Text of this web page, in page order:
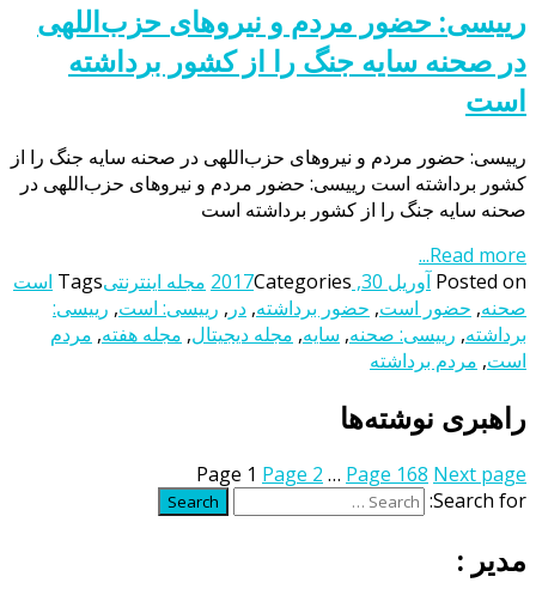
رییسی: حضور مردم و نیروهای حزب‌اللهی
در صحنه سایه جنگ را از کشور برداشته
است
رییسی: حضور مردم و نیروهای حزب‌اللهی در صحنه سایه جنگ را از
کشور برداشته است رییسی: حضور مردم و نیروهای حزب‌اللهی در
صحنه سایه جنگ را از کشور برداشته است
Read more...
Posted on آوریل 30, 2017 Categories مجله اینترنتیTags است
صحنه, حضور است, حضور برداشته, در , رییسی: است, رییسی:
برداشته, رییسی: صحنه, سایه, مجله دیجیتال, مجله هفته, مردم
است, مردم برداشته
راهبری نوشته‌ها
Page 1 Page 2 … Page 168 Next page
Search for:
Search
مدیر :